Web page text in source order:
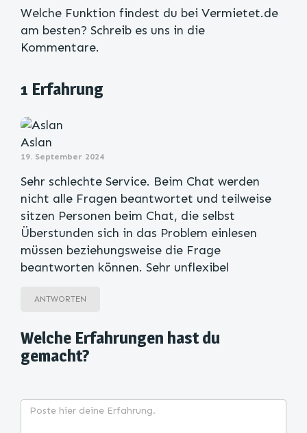
Welche Funktion findest du bei Vermietet.de
am besten? Schreib es uns in die
Kommentare.
1 Erfahrung
Aslan
19. September 2024
Sehr schlechte Service. Beim Chat werden
nicht alle Fragen beantwortet und teilweise
sitzen Personen beim Chat, die selbst
Überstunden sich in das Problem einlesen
müssen beziehungsweise die Frage
beantworten können. Sehr unflexibel
ANTWORTEN
Welche Erfahrungen hast du
gemacht?